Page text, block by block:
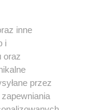
inne
i
oraz
przez